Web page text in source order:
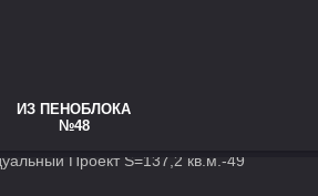
ИЗ ПЕНОБЛОКА
№48